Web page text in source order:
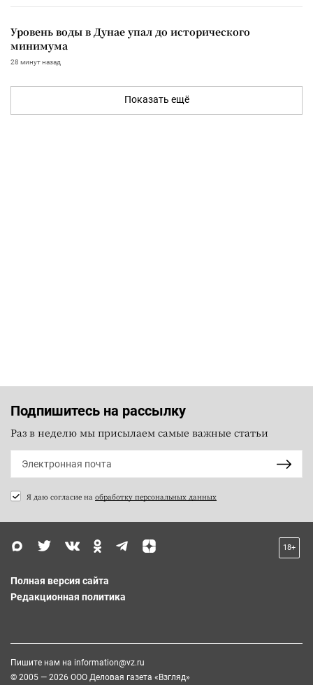
Уровень воды в Дунае упал до исторического
минимума
28 минут назад
Показать ещё
Подпишитесь на рассылку
Раз в неделю мы присылаем самые важные статьи
Я даю согласие на обработку персональных данных
18+
Полная версия сайта
Редакционная политика
Пишите нам на information@vz.ru
© 2005 — 2026 ООО Деловая газета «Взгляд»